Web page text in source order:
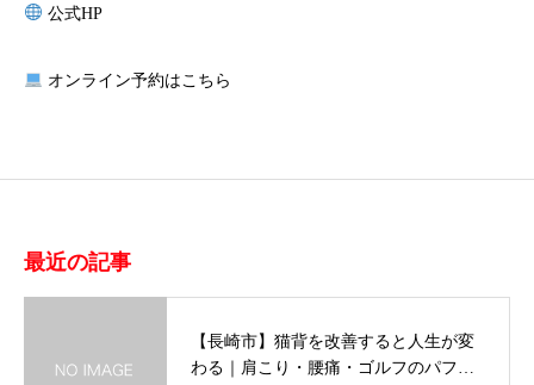
公式HP
オンライン予約はこちら
最近の記事
【長崎市】猫背を改善すると人生が変
わる｜肩こり・腰痛・ゴルフのパフ…